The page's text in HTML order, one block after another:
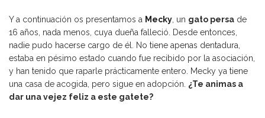
Y a continuación os presentamos a Mecky, un gato persa de
16 años, nada menos, cuya dueña falleció. Desde entonces,
nadie pudo hacerse cargo de él. No tiene apenas dentadura,
estaba en pésimo estado cuando fue recibido por la asociación,
y han tenido que raparle prácticamente entero. Mecky ya tiene
una casa de acogida, pero sigue en adopción. ¿Te animas a
dar una vejez feliz a este gatete?